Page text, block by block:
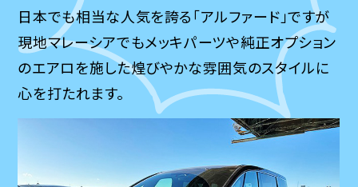
日本でも相当な人気を誇る「アルファード」ですが
現地マレーシアでもメッキパーツや純正オプション
のエアロを施した煌びやかな雰囲気のスタイルに
心を打たれます。